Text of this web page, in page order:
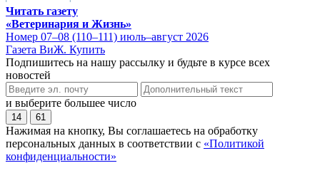
Читать газету
«Ветеринария и Жизнь»
Номер 07–08 (110–111) июль–август 2026
Газета ВиЖ. Купить
Подпишитесь на нашу рассылку и будьте в курсе всех
новостей
и выберите большее число
14 61
Нажимая на кнопку, Вы соглашаетесь на обработку
персональных данных в соответствии с «Политикой
конфиденциальности»